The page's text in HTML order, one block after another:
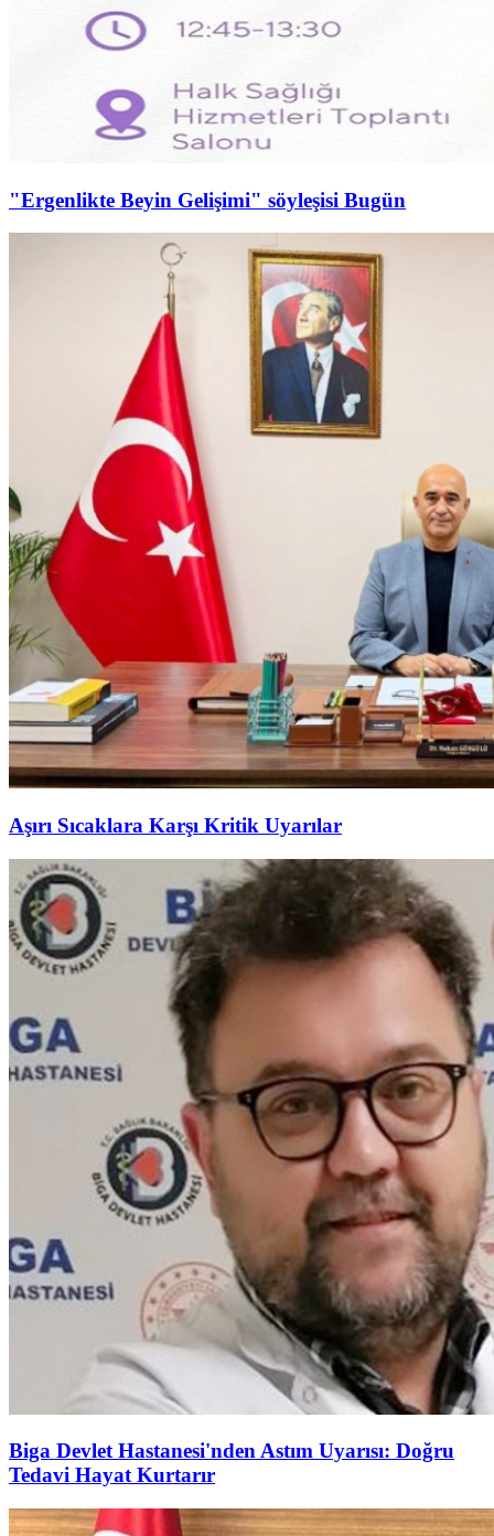
"Ergenlikte Beyin Gelişimi" söyleşisi Bugün
Aşırı Sıcaklara Karşı Kritik Uyarılar
Biga Devlet Hastanesi'nden Astım Uyarısı: Doğru
Tedavi Hayat Kurtarır